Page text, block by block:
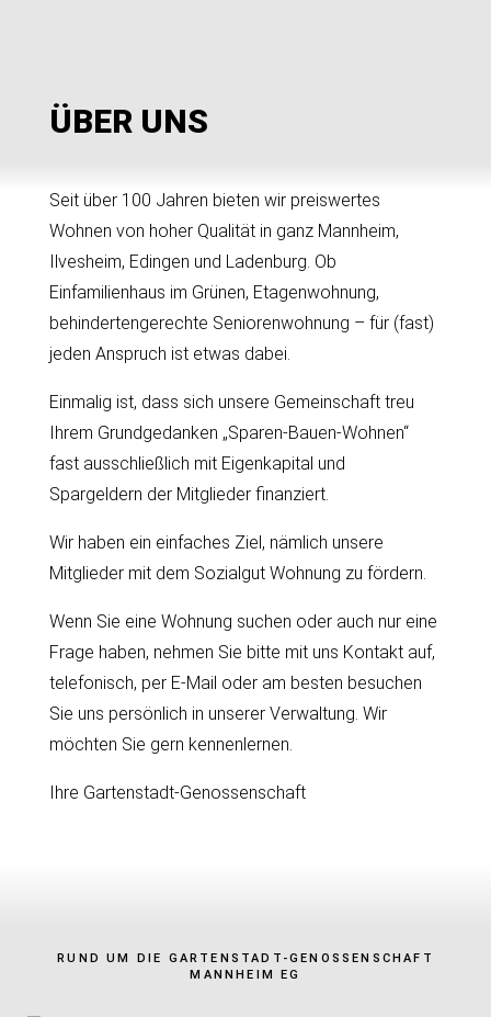
ÜBER UNS
Seit über 100 Jahren bieten wir preiswertes
Wohnen von hoher Qualität in ganz Mannheim,
Ilvesheim, Edingen und Ladenburg. Ob
Einfamilienhaus im Grünen, Etagenwohnung,
behindertengerechte Seniorenwohnung – für (fast)
jeden Anspruch ist etwas dabei.
Einmalig ist, dass sich unsere Gemeinschaft treu
Ihrem Grundgedanken „Sparen-Bauen-Wohnen“
fast ausschließlich mit Eigenkapital und
Spargeldern der Mitglieder finanziert.
Wir haben ein einfaches Ziel, nämlich unsere
Mitglieder mit dem Sozialgut Wohnung zu fördern.
Wenn Sie eine Wohnung suchen oder auch nur eine
Frage haben, nehmen Sie bitte mit uns Kontakt auf,
telefonisch, per E-Mail oder am besten besuchen
Sie uns persönlich in unserer Verwaltung. Wir
möchten Sie gern kennenlernen.
Ihre Gartenstadt-Genossenschaft
RUND UM DIE GARTENSTADT-GENOSSENSCHAFT
MANNHEIM EG